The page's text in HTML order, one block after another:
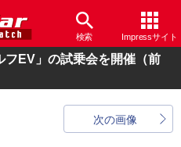
検索 Impressサイト
フEV」の試乗会を開催（前
次の画像